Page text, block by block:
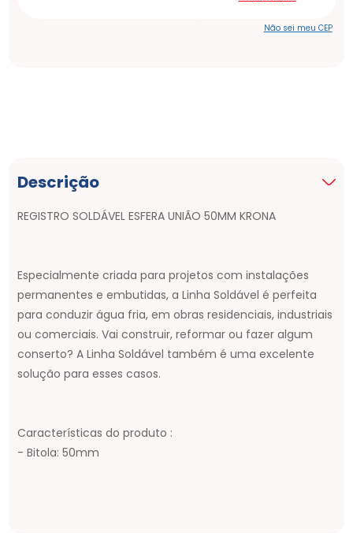
Não sei meu CEP
Descrição
REGISTRO SOLDÁVEL ESFERA UNIÃO 50MM KRONA
Especialmente criada para projetos com instalações
permanentes e embutidas, a Linha Soldável é perfeita
para conduzir água fria, em obras residenciais, industriais
ou comerciais. Vai construir, reformar ou fazer algum
conserto? A Linha Soldável também é uma excelente
solução para esses casos.
Características do produto :
- Bitola: 50mm